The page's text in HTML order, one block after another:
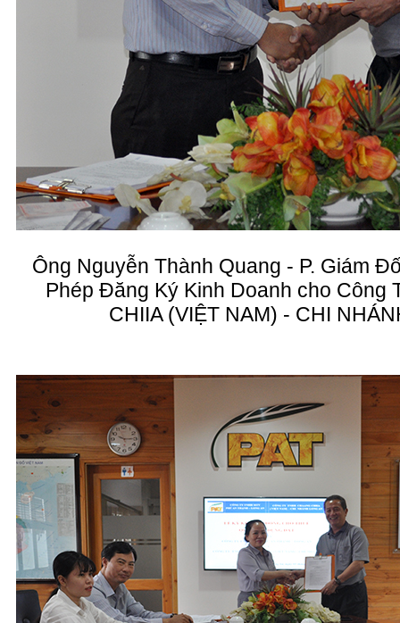
Ông Nguyễn Thành Quang - P. Giám
Phép Đăng Ký Kinh Doanh cho Công
CHIIA (VIỆT NAM) - CHI